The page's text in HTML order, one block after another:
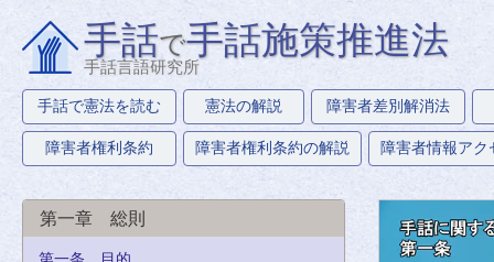
手話で手話施策推進法
手話言語研究所
手話で憲法を読む 憲法の解説 障害者差別解消法
障害者権利条約 障害者権利条約の解説 障害者情報ア
第一章 総則